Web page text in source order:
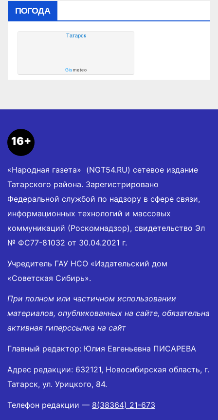
ПОГОДА
Татарск
Gismeteo
16+
«Народная газета» (NGT54.RU) сетевое издание
Татарского района. Зарегистрировано
Федеральной службой по надзору в сфере связи,
информационных технологий и массовых
коммуникаций (Роскомнадзор), свидетельство Эл
№ ФС77-81032 от 30.04.2021 г.
Учредитель ГАУ НСО «Издательский дом
«Советская Сибирь».
При полном или частичном использовании
материалов, опубликованных на сайте, обязательна
активная гиперссылка на сайт
Главный редактор: Юлия Евгеньевна ПИСАРЕВА
Адрес редакции: 632121, Новосибирская область, г.
Татарск, ул. Урицкого, 84.
Телефон редакции — 8(38364) 21-673